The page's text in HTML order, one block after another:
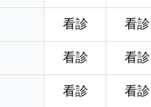
看診 看診
看診 看診
看診 看診